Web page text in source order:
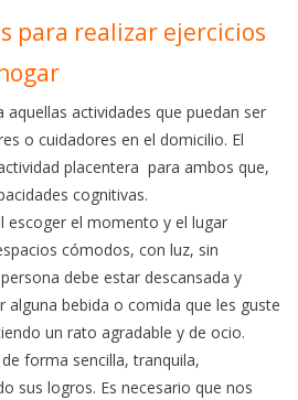
para realizar ejercicios
actividades que puedan ser
o cuidadores en el domicilio. El
placentera para ambos que,
cognitivas.
escoger el momento y el lugar
cómodos, con luz, sin
debe estar descansada y
alguna bebida o comida que les guste
un rato agradable y de ocio.
forma sencilla, tranquila,
sus logros. Es necesario que nos